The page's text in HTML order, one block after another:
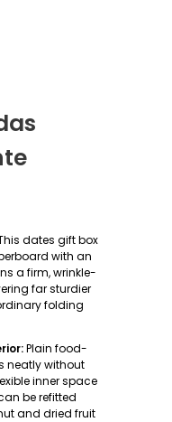
dates gift box
with an
a firm, wrinkle-
far sturdier
folding
Plain food-
neatly without
inner space
be refitted
and dried fruit